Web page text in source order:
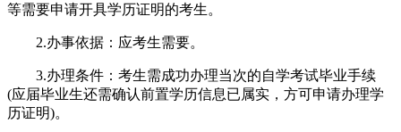
等需要申请开具学历证明的考生。
2.办事依据：应考生需要。
3.办理条件：考生需成功办理当次的自学考试毕业手续
(应届毕业生还需确认前置学历信息已属实，方可申请办理学
历证明)。